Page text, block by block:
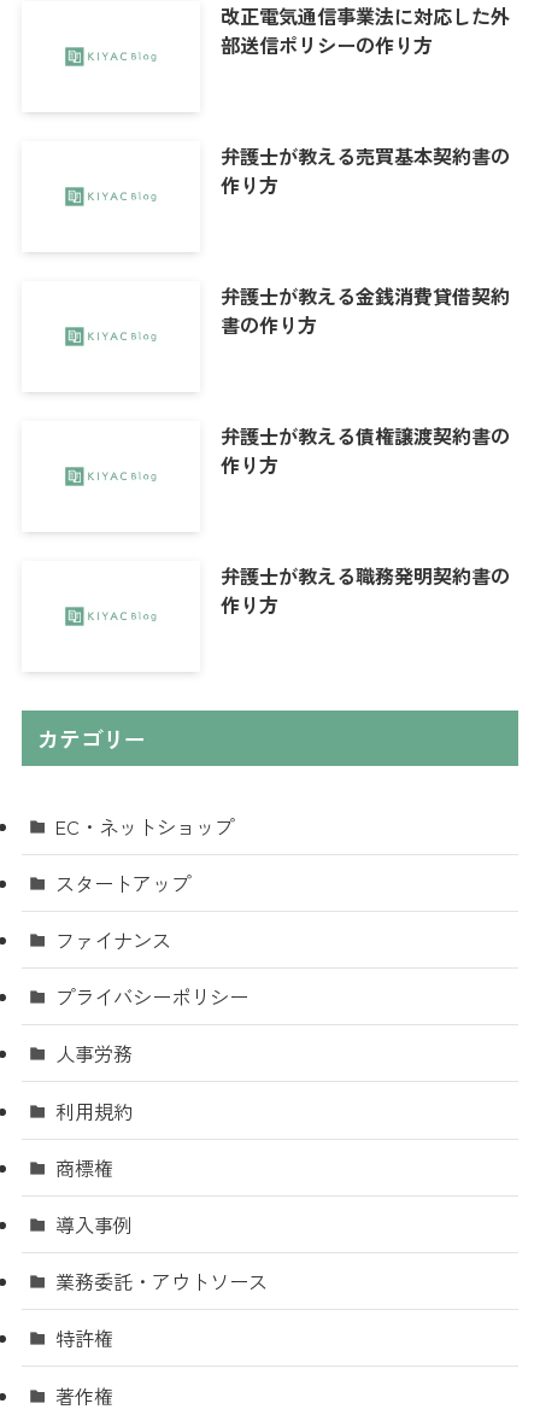
改正電気通信事業法に対応した外
部送信ポリシーの作り方
弁護士が教える売買基本契約書の
作り方
弁護士が教える金銭消費貸借契約
書の作り方
弁護士が教える債権譲渡契約書の
作り方
弁護士が教える職務発明契約書の
作り方
カテゴリー
EC・ネットショップ
スタートアップ
ファイナンス
プライバシーポリシー
人事労務
利用規約
商標権
導入事例
業務委託・アウトソース
特許権
著作権